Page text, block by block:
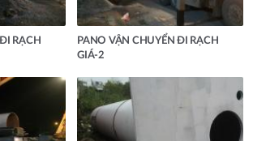
RẠCH
PANO VẬN CHUYỂN ĐI RẠCH
GIÁ-2